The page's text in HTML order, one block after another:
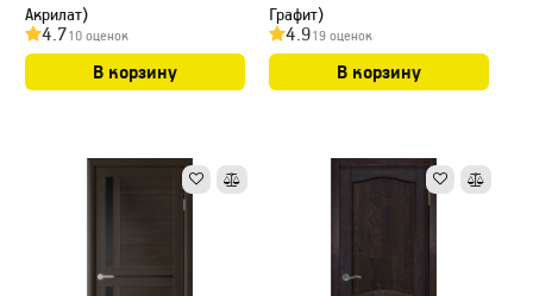
Акрилат)
4.710 оценок
В корзину
Графит)
4.919 оценок
В корзину